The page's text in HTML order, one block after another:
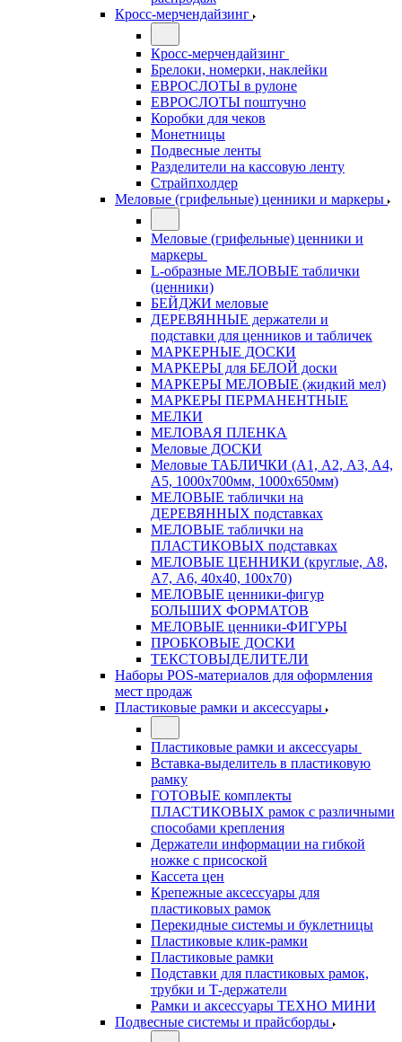
Кросс-мерчендайзинг
Кросс-мерчендайзинг
Брелоки, номерки, наклейки
ЕВРОСЛОТЫ в рулоне
ЕВРОСЛОТЫ поштучно
Коробки для чеков
Монетницы
Подвесные ленты
Разделители на кассовую ленту
Страйпхолдер
Меловые (грифельные) ценники и маркеры
Меловые (грифельные) ценники и
маркеры
L-образные МЕЛОВЫЕ таблички
(ценники)
БЕЙДЖИ меловые
ДЕРЕВЯННЫЕ держатели и
подставки для ценников и табличек
МАРКЕРНЫЕ ДОСКИ
МАРКЕРЫ для БЕЛОЙ доски
МАРКЕРЫ МЕЛОВЫЕ (жидкий мел)
МАРКЕРЫ ПЕРМАНЕНТНЫЕ
МЕЛКИ
МЕЛОВАЯ ПЛЕНКА
Меловые ДОСКИ
Меловые ТАБЛИЧКИ (А1, А2, А3, А4,
А5, 1000х700мм, 1000х650мм)
МЕЛОВЫЕ таблички на
ДЕРЕВЯННЫХ подставках
МЕЛОВЫЕ таблички на
ПЛАСТИКОВЫХ подставках
МЕЛОВЫЕ ЦЕННИКИ (круглые, А8,
А7, А6, 40х40, 100х70)
МЕЛОВЫЕ ценники-фигур
БОЛЬШИХ ФОРМАТОВ
МЕЛОВЫЕ ценники-ФИГУРЫ
ПРОБКОВЫЕ ДОСКИ
ТЕКСТОВЫДЕЛИТЕЛИ
Наборы POS-материалов для оформления
мест продаж
Пластиковые рамки и аксессуары
Пластиковые рамки и аксессуары
Вставка-выделитель в пластиковую
рамку
ГОТОВЫЕ комплекты
ПЛАСТИКОВЫХ рамок с различными
способами крепления
Держатели информации на гибкой
ножке с присоской
Кассета цен
Крепежные аксессуары для
пластиковых рамок
Перекидные системы и буклетницы
Пластиковые клик-рамки
Пластиковые рамки
Подставки для пластиковых рамок,
трубки и Т-держатели
Рамки и аксессуары ТЕХНО МИНИ
Подвесные системы и прайсборды